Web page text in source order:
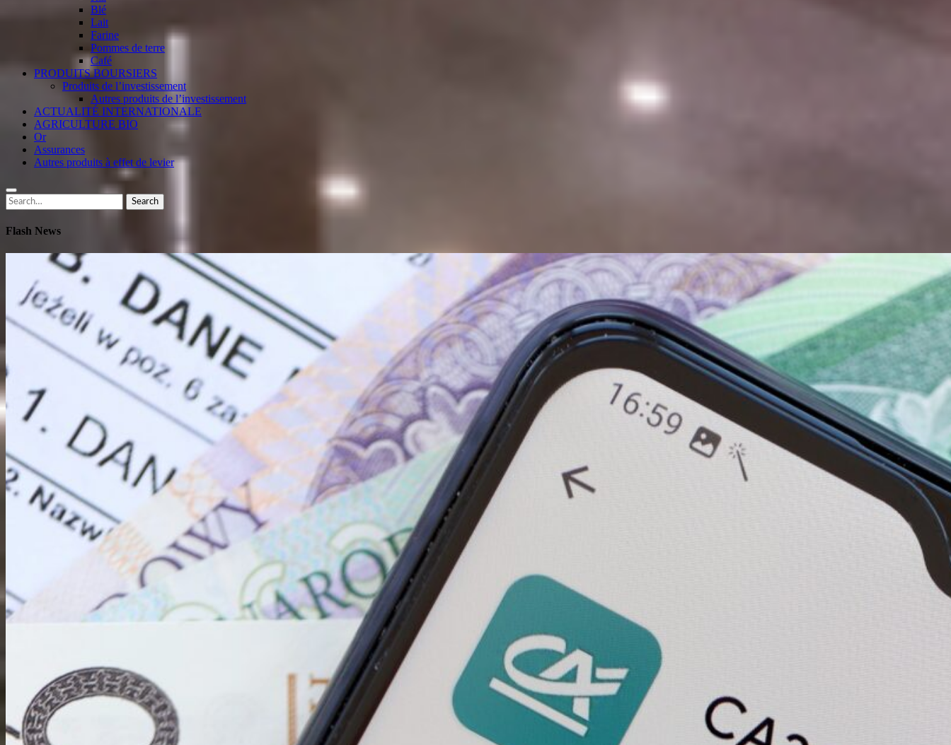
Blé
Lait
Farine
Pommes de terre
Café
PRODUITS BOURSIERS
Produits de l’investissement
Autres produits de l’investissement
ACTUALITÉ INTERNATIONALE
AGRICULTURE BIO
Or
Assurances
Autres produits à effet de levier
Search
for:
Search
Flash News